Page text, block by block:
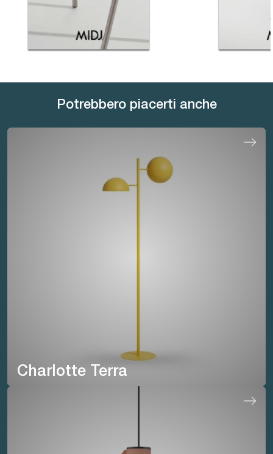
Potrebbero piacerti anche
Charlotte Terra